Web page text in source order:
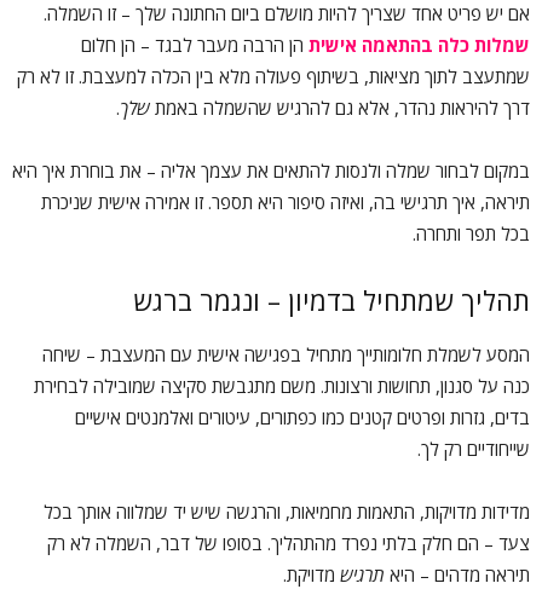
אם יש פריט אחד שצריך להיות מושלם ביום החתונה שלך – זו השמלה.
שמלות כלה בהתאמה אישית הן הרבה מעבר לבגד – הן חלום
שמתעצב לתוך מציאות, בשיתוף פעולה מלא בין הכלה למעצבת. זו לא רק
דרך להיראות נהדר, אלא גם להרגיש שהשמלה באמת שלך.
במקום לבחור שמלה ולנסות להתאים את עצמך אליה – את בוחרת איך היא
תיראה, איך תרגישי בה, ואיזה סיפור היא תספר. זו אמירה אישית שניכרת
בכל תפר ותחרה.
תהליך שמתחיל בדמיון – ונגמר ברגש
המסע לשמלת חלומותייך מתחיל בפגישה אישית עם המעצבת – שיחה
כנה על סגנון, תחושות ורצונות. משם מתגבשת סקיצה שמובילה לבחירת
בדים, גזרות ופרטים קטנים כמו כפתורים, עיטורים ואלמנטים אישיים
שייחודיים רק לך.
מדידות מדויקות, התאמות מחמיאות, והרגשה שיש יד שמלווה אותך בכל
צעד – הם חלק בלתי נפרד מהתהליך. בסופו של דבר, השמלה לא רק
תיראה מדהים – היא תרגיש מדויקת.